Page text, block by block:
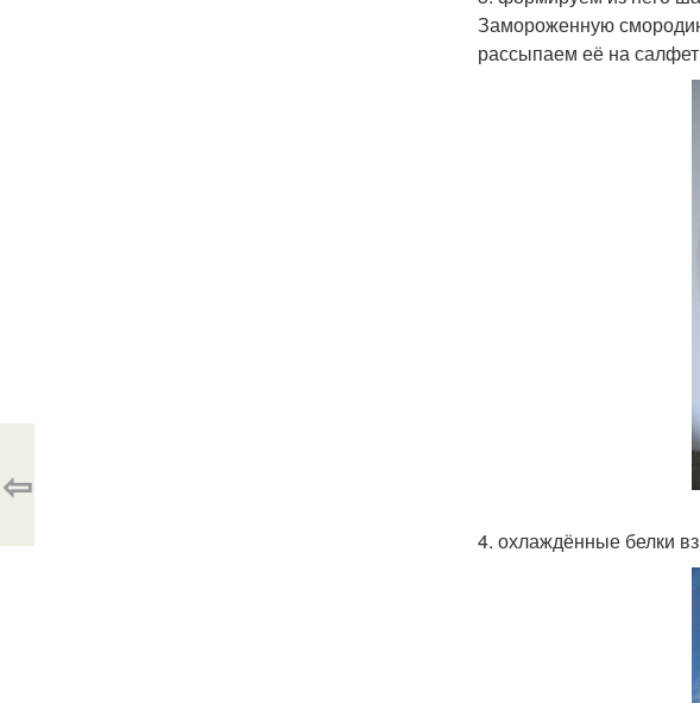
Замороженную
рассыпаем её на
4. охлаждённые белки
⇦